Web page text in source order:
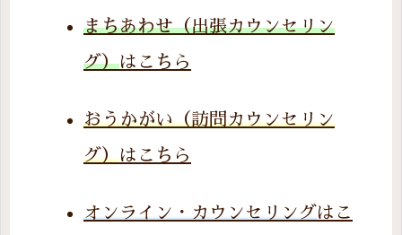
まちあわせ（出張カウンセリン
グ）はこちら
おうかがい（訪問カウンセリン
グ）はこちら
オンライン・カウンセリングはこ